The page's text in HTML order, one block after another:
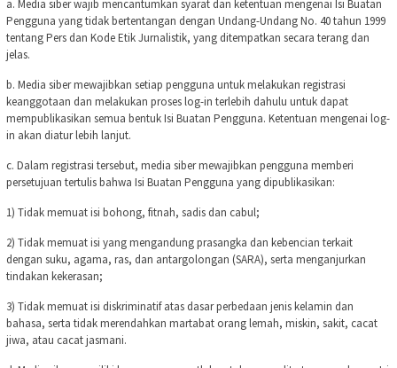
a. Media siber wajib mencantumkan syarat dan ketentuan mengenai Isi Buatan
Pengguna yang tidak bertentangan dengan Undang-Undang No. 40 tahun 1999
tentang Pers dan Kode Etik Jurnalistik, yang ditempatkan secara terang dan
jelas.
b. Media siber mewajibkan setiap pengguna untuk melakukan registrasi
keanggotaan dan melakukan proses log-in terlebih dahulu untuk dapat
mempublikasikan semua bentuk Isi Buatan Pengguna. Ketentuan mengenai log-
in akan diatur lebih lanjut.
c. Dalam registrasi tersebut, media siber mewajibkan pengguna memberi
persetujuan tertulis bahwa Isi Buatan Pengguna yang dipublikasikan:
1) Tidak memuat isi bohong, fitnah, sadis dan cabul;
2) Tidak memuat isi yang mengandung prasangka dan kebencian terkait
dengan suku, agama, ras, dan antargolongan (SARA), serta menganjurkan
tindakan kekerasan;
3) Tidak memuat isi diskriminatif atas dasar perbedaan jenis kelamin dan
bahasa, serta tidak merendahkan martabat orang lemah, miskin, sakit, cacat
jiwa, atau cacat jasmani.